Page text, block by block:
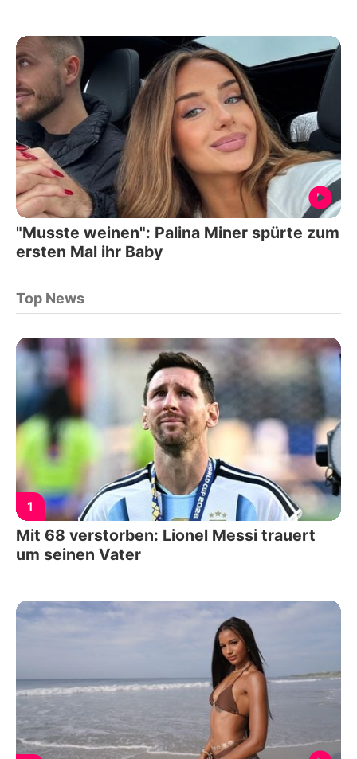
"Musste weinen": Palina Miner spürte zum
ersten Mal ihr Baby
Top News
1
Mit 68 verstorben: Lionel Messi trauert
um seinen Vater